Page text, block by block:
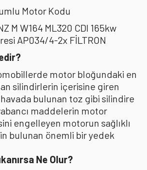
Motor Kodu
M W164 ML320 CDI 165kw
AP034/4-2x FİLTRON
motor bloğundaki en
silindirlerin içerisine giren
bulunan toz gibi silindire
maddelerin motor
engelleyen motorun sağlıklı
bulunan önemli bir yedek
Ne Olur?